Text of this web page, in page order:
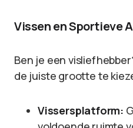
Vissen en Sportieve
Ben je een
de juiste grootte te
Vissersplatform: